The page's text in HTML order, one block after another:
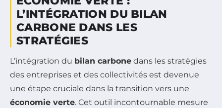
L’INTÉGRATION DU BILAN
CARBONE DANS LES
STRATÉGIES
L’intégration du bilan carbone dans les stratégies
des entreprises et des collectivités est devenue
une étape cruciale dans la transition vers une
économie verte. Cet outil incontournable mesure